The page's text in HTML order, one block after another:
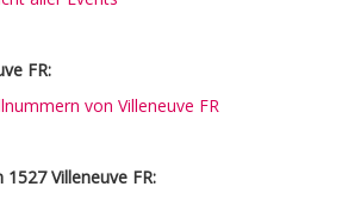
FR:
von Villeneuve FR
Villeneuve FR: